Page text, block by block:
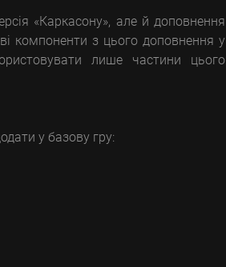
«Каркасону», але й доповнення
компоненти з цього доповнення у
лише частини цього
у базову гру: